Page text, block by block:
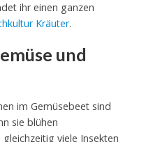
ihr einen ganzen
Kräuter.
und
im Gemüsebeet sind
sie blühen
viele Insekten